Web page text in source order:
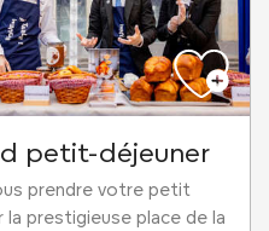
petit-déjeuner
prendre votre petit
la prestigieuse place de la